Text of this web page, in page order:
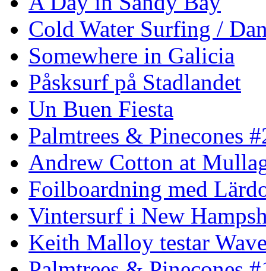
Cold Water Surfing /
Somewhere in Galicia
Påsksurf på Stadlandet
Un Buen Fiesta
Palmtrees & Pinecones
Andrew Cotton at
Foilboardning med
Vintersurf i New
Keith Malloy testar